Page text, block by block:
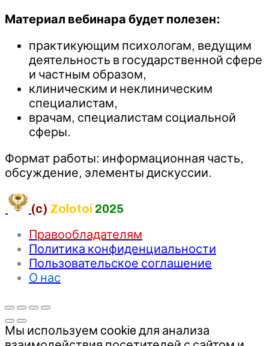
Материал вебинара будет полезен:
практикующим психологам, ведущим
деятельность в государственной сфере
и частным образом,
клиническим и неклиническим
специалистам,
врачам, специалистам социальной
сферы.
Формат работы: информационная часть,
обсуждение, элементы дискуссии.
(c) Zolotoi 2025
Правообладателям
Политика конфиденциальности
Пользовательское соглашение
О нас
Мы используем cookie для анализа